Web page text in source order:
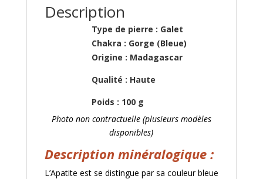
Description
Type de pierre : Galet
Chakra : Gorge (Bleue)
Origine : Madagascar
Qualité : Haute
Poids : 100 g
Photo non contractuelle (plusieurs modèles
disponibles)
Description minéralogique :
L’Apatite est se distingue par sa couleur bleue